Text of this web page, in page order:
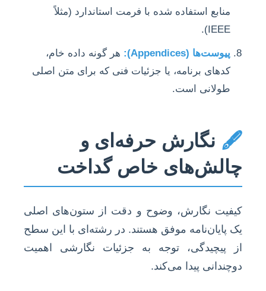
منابع استفاده شده با فرمت استاندارد (مثلاً
IEEE).
پیوست‌ها (Appendices):
هر گونه داده خام،
کدهای برنامه، یا جزئیات فنی که برای متن اصلی
طولانی است.
🖋️ نگارش حرفه‌ای و
چالش‌های خاص گداخت
کیفیت نگارش، وضوح و دقت از ستون‌های اصلی
یک پایان‌نامه موفق هستند. در رشته‌ای با این سطح
از پیچیدگی، توجه به جزئیات نگارشی اهمیت
دوچندانی پیدا می‌کند.